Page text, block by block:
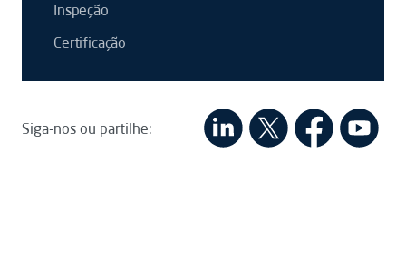
Inspeção
Certificação
Siga-nos ou partilhe: